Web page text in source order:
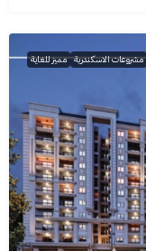
مشروعات الاسكندرية مميز للغاية